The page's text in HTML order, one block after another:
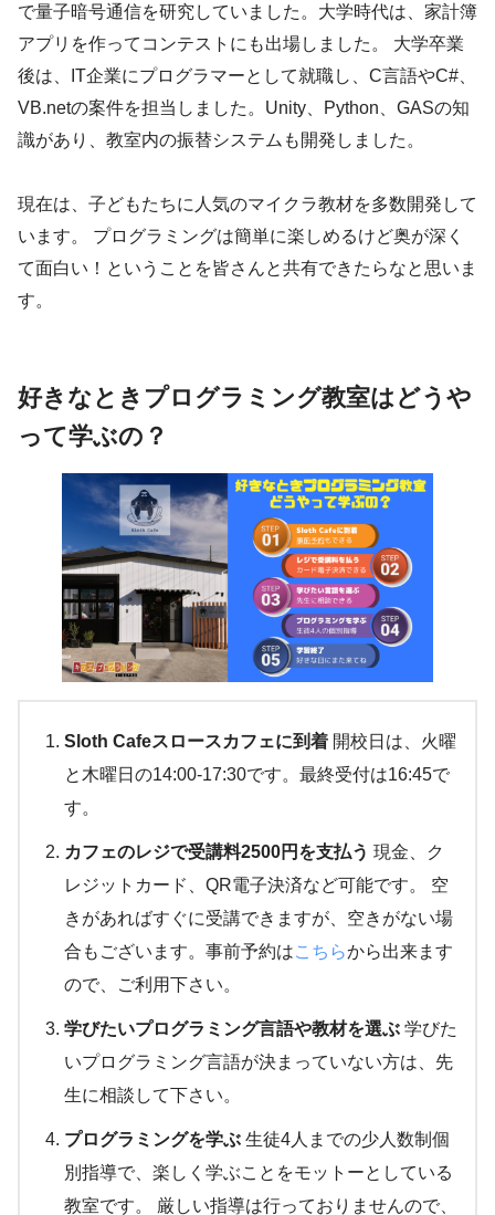
で量子暗号通信を研究していました。大学時代は、家計簿
アプリを作ってコンテストにも出場しました。 大学卒業
後は、IT企業にプログラマーとして就職し、C言語やC#、
VB.netの案件を担当しました。Unity、Python、GASの知
識があり、教室内の振替システムも開発しました。
現在は、子どもたちに人気のマイクラ教材を多数開発して
います。 プログラミングは簡単に楽しめるけど奥が深く
て面白い！ということを皆さんと共有できたらなと思いま
す。
好きなときプログラミング教室はどうや
って学ぶの？
Sloth Cafeスロースカフェに到着 開校日は、火曜
と木曜日の14:00-17:30です。最終受付は16:45で
す。
カフェのレジで受講料2500円を支払う 現金、ク
レジットカード、QR電子決済など可能です。 空
きがあればすぐに受講できますが、空きがない場
合もございます。事前予約はこちらから出来ます
ので、ご利用下さい。
学びたいプログラミング言語や教材を選ぶ 学びた
いプログラミング言語が決まっていない方は、先
生に相談して下さい。
プログラミングを学ぶ 生徒4人までの少人数制個
別指導で、楽しく学ぶことをモットーとしている
教室です。 厳しい指導は行っておりませんので、